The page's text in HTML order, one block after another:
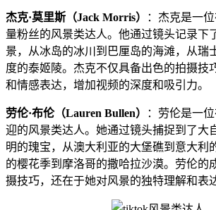
杰克·莫里斯（Jack Morris）
：杰克是一
量粉丝的风景类达人。他通过镜头记录下
景，从冰岛的冰川到巴厘岛的海滩，从瑞
度的泰姬陵。杰克不仅具备出色的拍摄技
和情感表达，增加视频的深度和吸引力。
劳伦·布伦（Lauren Bullen）
：劳伦是一
迎的风景类达人。她通过镜头捕捉到了大
明的瑰宝，从澳大利亚的大堡礁到意大利
的樱花季到摩洛哥的撒哈拉沙漠。劳伦的
摄技巧，还在于她对风景的独特理解和表